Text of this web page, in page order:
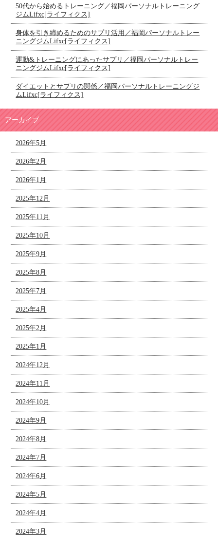
50代から始めるトレーニング／福岡パーソナルトレーニング
ジムLifxc[ライフィクス]
身体を引き締めるためのサプリ活用／福岡パーソナルトレー
ニングジムLifxc[ライフィクス]
運動&トレーニングにあったサプリ／福岡パーソナルトレー
ニングジムLifxc[ライフィクス]
ダイエットとサプリの関係／福岡パーソナルトレーニングジ
ムLifxc[ライフィクス]
アーカイブ
2026年5月
2026年2月
2026年1月
2025年12月
2025年11月
2025年10月
2025年9月
2025年8月
2025年7月
2025年4月
2025年2月
2025年1月
2024年12月
2024年11月
2024年10月
2024年9月
2024年8月
2024年7月
2024年6月
2024年5月
2024年4月
2024年3月